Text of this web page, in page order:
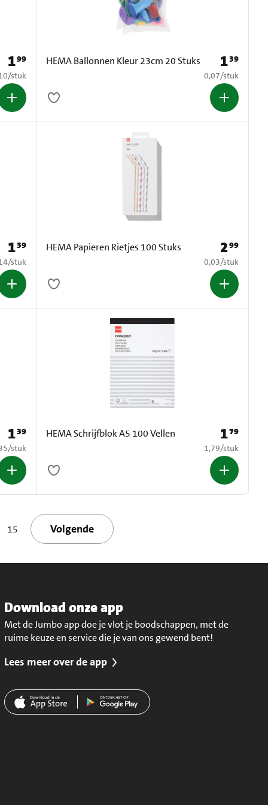
Prijs: € 1,99
199
per stuk
/stuk
HEMA Ballonnen Kleur 23cm 20 Stuks Prijs: € 1,39
139
€ 0,07 per stuk
0,07/stuk
Prijs: € 1,39
139
per stuk
/stuk
HEMA Papieren Rietjes 100 Stuks Prijs: € 2,99
299
€ 0,03 per stuk
0,03/stuk
Prijs: € 1,39
139
per stuk
/stuk
HEMA Schrijfblok A5 100 Vellen Prijs: € 1,79
179
€ 1,79 per stuk
1,79/stuk
15 Volgende
Download onze app
Met de Jumbo app doe je vlot je boodschappen, met de
ruime keuze en service die je van ons gewend bent!
Lees meer over de app